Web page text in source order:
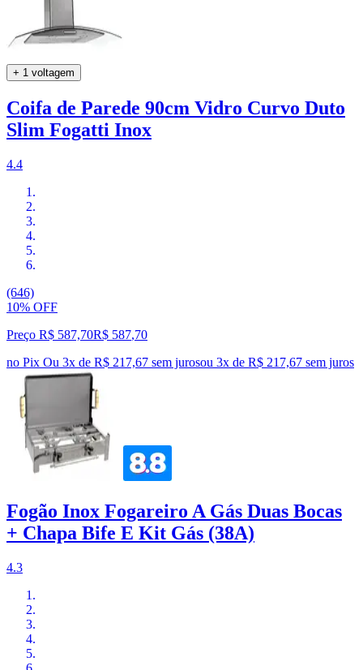
+ 1 voltagem
Coifa de Parede 90cm Vidro Curvo Duto
Slim Fogatti Inox
4.4
(646)
10% OFF
Preço R$ 587,70R$ 587,70
no Pix Ou 3x de R$ 217,67 sem jurosou 3x de R$ 217,67 sem juros
Fogão Inox Fogareiro A Gás Duas Bocas
+ Chapa Bife E Kit Gás (38A)
4.3